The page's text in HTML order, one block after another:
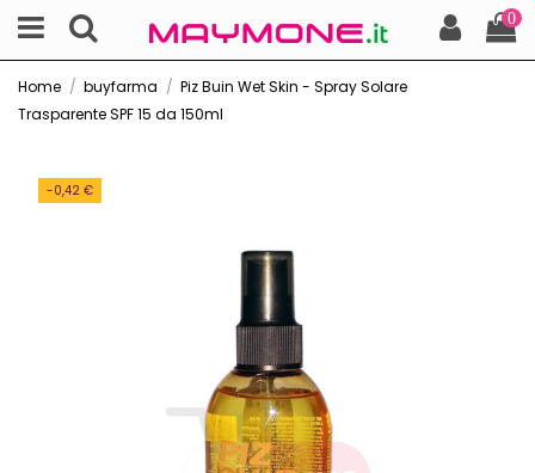
0
Home buyfarma
Piz Buin Wet Skin - Spray Solare
Trasparente SPF 15 da 150ml
-0,42 €